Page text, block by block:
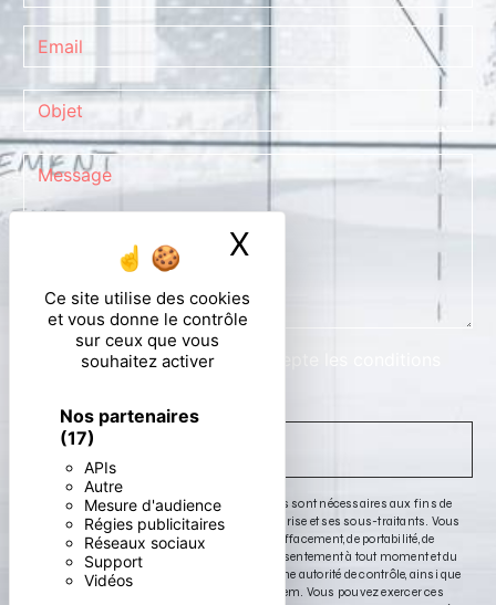
Ce site utilise des cookies
et vous donne le contrôle
sur ceux que vous
souhaitez activer
Nos partenaires
(17)
APIs
Autre
Mesure d'audience
Régies publicitaires
Réseaux sociaux
Support
Vidéos
X Masquer le
En cochant cette case, j'accepte les conditions
** Les données personnelles communiquées sont nécessaires aux fins de
vous contacter. Elles sont destinées à l'entreprise et ses sous-traitants. Vous
disposez de droits d’accès, de rectification, d’effacement, de portabilité, de
limitation, d’opposition, de retrait de votre consentement à tout moment et du
droit d’introduire une réclamation auprès d’une autorité de contrôle, ainsi que
d’organiser le sort de vos données post-mortem. Vous pouvez exercer ces